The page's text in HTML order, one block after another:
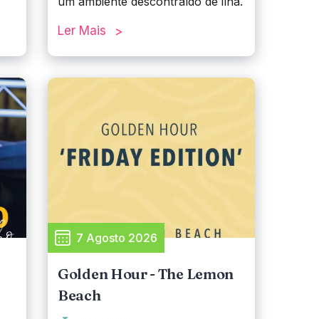
Ler Mais
7 Agosto 2026
Golden Hour - The Lemon
Beach